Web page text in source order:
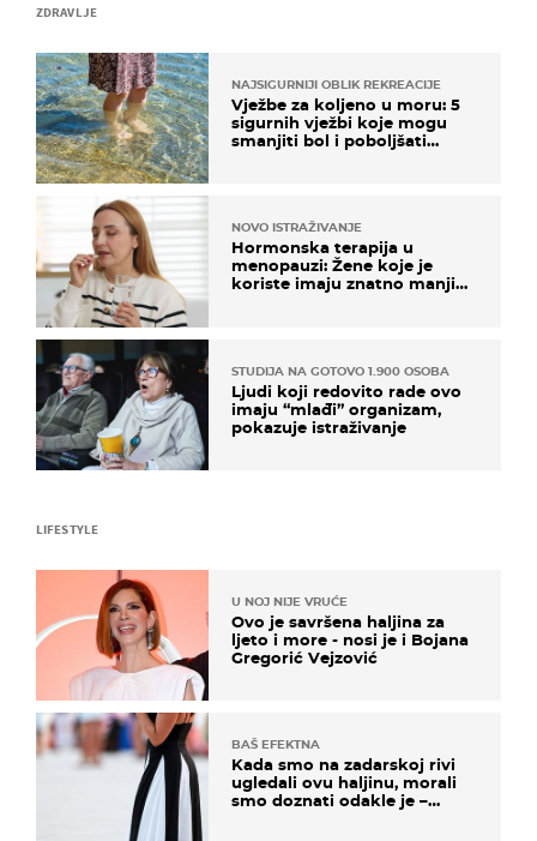
ZDRAVLJE
NAJSIGURNIJI OBLIK REKREACIJE
Vježbe za koljeno u moru: 5
sigurnih vježbi koje mogu
smanjiti bol i poboljšati
NOVO ISTRAŽIVANJE
Hormonska terapija u
menopauzi: Žene koje je
koriste imaju znatno manji
STUDIJA NA GOTOVO 1.900 OSOBA
Ljudi koji redovito rade ovo
imaju “mlađi” organizam,
pokazuje istraživanje
LIFESTYLE
U NOJ NIJE VRUĆE
Ovo je savršena haljina za
ljeto i more - nosi je i Bojana
Gregorić Vejzović
BAŠ EFEKTNA
Kada smo na zadarskoj rivi
ugledali ovu haljinu, morali
smo doznati odakle je –